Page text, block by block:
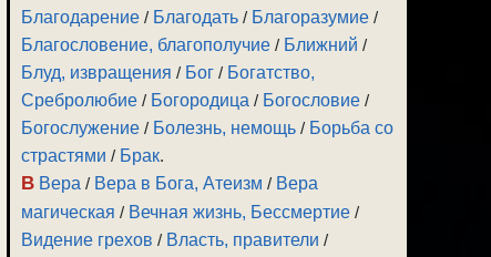
Благодарение / Благодать / Благоразумие /
Благословение, благополучие / Ближний /
Блуд, извращения / Бог / Богатство,
Сребролюбие / Богородица / Богословие /
Богослужение / Болезнь, немощь / Борьба со
страстями / Брак.
В Вера / Вера в Бога, Атеизм / Вера
магическая / Вечная жизнь, Бессмертие /
Видение грехов / Власть, правители /